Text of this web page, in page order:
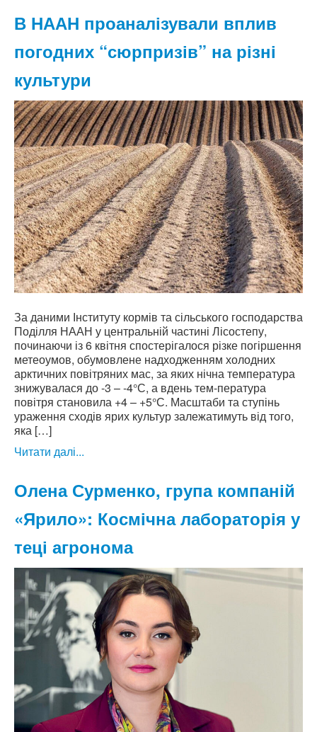
В НААН проаналізували вплив
погодних “сюрпризів” на різні
культури
За даними Інституту кормів та сільського господарства
Поділля НААН у центральній частині Лісостепу,
починаючи із 6 квітня спостерігалося різке погіршення
метеоумов, обумовлене надходженням холодних
арктичних повітряних мас, за яких нічна температура
знижувалася до -3 – -4°С, а вдень тем-пература
повітря становила +4 – +5°С. Масштаби та ступінь
ураження сходів ярих культур залежатимуть від того,
яка […]
Читати далі...
Олена Сурменко, група компаній
«Ярило»: Космічна лабораторія у
теці агронома